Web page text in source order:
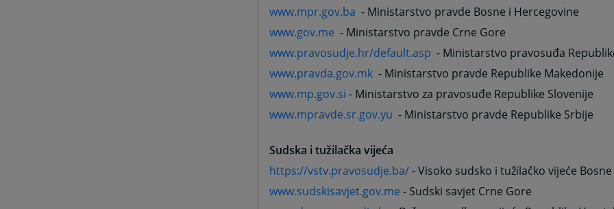
www.mpr.gov.ba - Ministarstvo pravde Bosne i Hercegovine
www.gov.me - Ministarstvo pravde Crne Gore
www.pravosudje.hr/default.asp - Ministarstvo pravosuđa
www.pravda.gov.mk - Ministarstvo pravde Republike Makedonije
www.mp.gov.si - Ministarstvo za pravosuđe Republike Slovenije
www.mpravde.sr.gov.yu - Ministarstvo pravde Republike Srbije
Sudska i tužilačka vijeća
https://vstv.pravosudje.ba/- Visoko sudsko i tužilačko vijeće
www.sudskisavjet.gov.me - Sudski savjet Crne Gore